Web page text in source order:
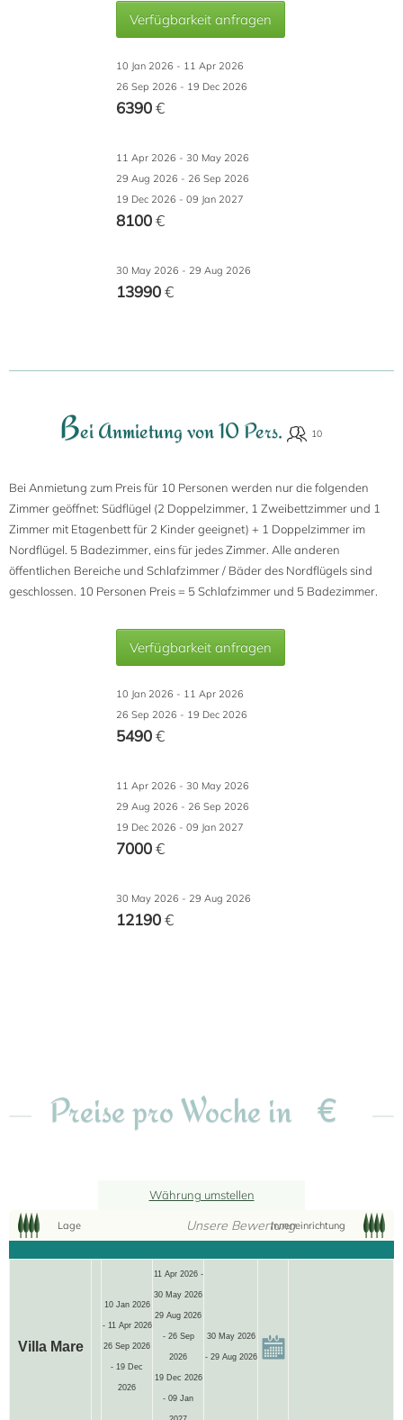
Verfügbarkeit anfragen
10 Jan 2026 - 11 Apr 2026
26 Sep 2026 - 19 Dec 2026
6390€
11 Apr 2026 - 30 May 2026
29 Aug 2026 - 26 Sep 2026
19 Dec 2026 - 09 Jan 2027
8100€
30 May 2026 - 29 Aug 2026
13990€
Bei Anmietung von 10 Pers.
Bei Anmietung zum Preis für 10 Personen werden nur die folgenden
Zimmer geöffnet: Südflügel (2 Doppelzimmer, 1 Zweibettzimmer und 1
Zimmer mit Etagenbett für 2 Kinder geeignet) + 1 Doppelzimmer im
Nordflügel. 5 Badezimmer, eins für jedes Zimmer. Alle anderen
öffentlichen Bereiche und Schlafzimmer / Bäder des Nordflügels sind
geschlossen. 10 Personen Preis = 5 Schlafzimmer und 5 Badezimmer.
Verfügbarkeit anfragen
10 Jan 2026 - 11 Apr 2026
26 Sep 2026 - 19 Dec 2026
5490€
11 Apr 2026 - 30 May 2026
29 Aug 2026 - 26 Sep 2026
19 Dec 2026 - 09 Jan 2027
7000€
30 May 2026 - 29 Aug 2026
12190€
Preise pro Woche in €
Währung umstellen
Lage Unsere BewertungInneneinrichtung
Villa Mare
10 Jan 2026
- 11 Apr 2026
26 Sep 2026
- 19 Dec
2026
11 Apr 2026 -
30 May 2026
29 Aug 2026
- 26 Sep
2026
19 Dec 2026
- 09 Jan
30 May 2026
- 29 Aug 2026